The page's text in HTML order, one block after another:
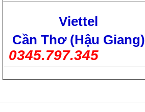
Viettel
Cần Thơ (Hậu Giang)
0345.797.345